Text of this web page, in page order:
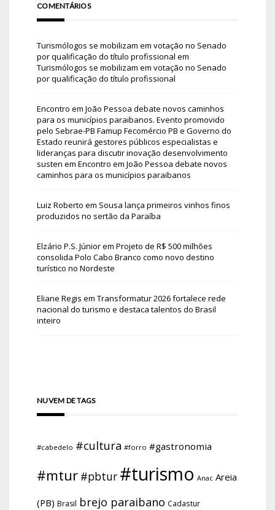
COMENTÁRIOS
Turismólogos se mobilizam em votação no Senado
por qualificação do título profissional em
Turismólogos se mobilizam em votação no Senado
por qualificação do título profissional
Encontro em João Pessoa debate novos caminhos
para os municípios paraibanos. Evento promovido
pelo Sebrae-PB Famup Fecomércio PB e Governo do
Estado reunirá gestores públicos especialistas e
lideranças para discutir inovação desenvolvimento
susten em Encontro em João Pessoa debate novos
caminhos para os municípios paraibanos
Luiz Roberto em Sousa lança primeiros vinhos finos
produzidos no sertão da Paraíba
Elzário P.S. Júniorem Projeto de R$ 500 milhões
consolida Polo Cabo Branco como novo destino
turístico no Nordeste
Eliane Regis em Transformatur 2026 fortalece rede
nacional do turismo e destaca talentos do Brasil
inteiro
NUVEM DE TAGS
#cabedelo #cultura #forro #gastronomia
#mtur #pbtur #turismo Anac Areia
(PB) Brasil brejo paraibano Cadastur